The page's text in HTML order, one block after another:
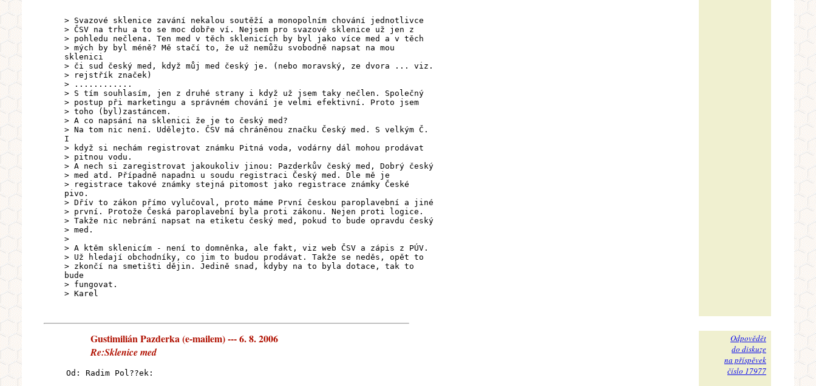
> Svazové sklenice zavání nekalou soutěží a monopolním chování jednotlivce
> ČSV na trhu a to se moc dobře ví. Nejsem pro svazové sklenice už jen z
> pohledu nečlena. Ten med v těch sklenicích by byl jako více med a v těch
> mých by byl méně? Mě stačí to, že už nemůžu svobodně napsat na mou
sklenici
> či sud český med, když můj med český je. (nebo moravský, ze dvora ... viz.
> rejstřík značek)
> ............
> S tím souhlasím, jen z druhé strany i když už jsem taky nečlen. Společný
> postup při marketingu a správném chování je velmi efektivní. Proto jsem
> toho (byl)zastáncem.
> A co napsání na sklenici že je to český med?
> Na tom nic není. Udělejto. ČSV má chráněnou značku Český med. S velkým Č.
I
> když si nechám registrovat známku Pitná voda, vodárny dál mohou prodávat
> pitnou vodu.
> A nech si zaregistrovat jakoukoliv jinou: Pazderkův český med, Dobrý český
> med atd. Případně napadni u soudu registraci Český med. Dle mě je
> registrace takové známky stejná pitomost jako registrace známky České
pivo.
> Dřív to zákon přímo vylučoval, proto máme První českou paroplavební a jiné
> první. Protože Česká paroplavební byla proti zákonu. Nejen proti logice.
> Takže nic nebrání napsat na etiketu český med, pokud to bude opravdu český
> med.
>
> A ktěm sklenicím - není to domněnka, ale fakt, viz web ČSV a zápis z PÚV.
> Už hledají obchodníky, co jim to budou prodávat. Takže se neděs, opět to
> zkončí na smetišti dějin. Jedině snad, kdyby na to byla dotace, tak to
bude
> fungovat.
> Karel
Gustimilián Pazderka (e-mailem) --- 6. 8. 2006
Re:Sklenice med
Od: Radim Pol??ek:
Odpovědět
do diskuze
na příspěvek
číslo 17977